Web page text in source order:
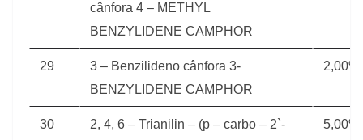
cânfora 4 – METHYL
BENZYLIDENE CAMPHOR
29
3 – Benzilideno cânfora 3-
BENZYLIDENE CAMPHOR
2,00%
30
2, 4, 6 – Trianilin – (p – carbo – 2`-
5,00%